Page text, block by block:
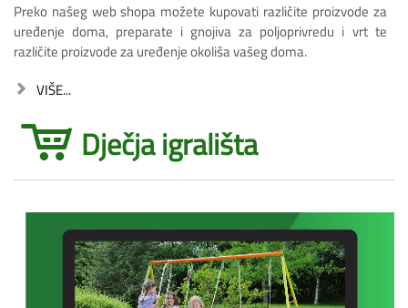
Preko našeg web shopa možete kupovati različite proizvode za
uređenje doma, preparate i gnojiva za poljoprivredu i vrt te
različite proizvode za uređenje okoliša vašeg doma.
VIŠE...
Dječja igrališta